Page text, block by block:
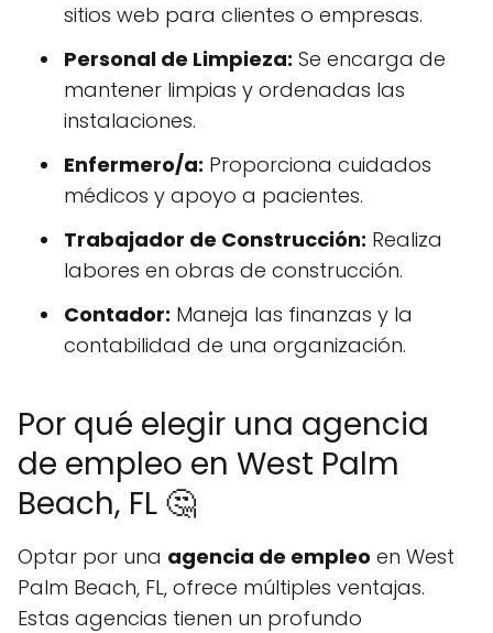
sitios web para clientes o empresas.
Personal de Limpieza: Se encarga de
mantener limpias y ordenadas las
instalaciones.
Enfermero/a: Proporciona cuidados
médicos y apoyo a pacientes.
Trabajador de Construcción: Realiza
labores en obras de construcción.
Contador: Maneja las finanzas y la
contabilidad de una organización.
Por qué elegir una agencia
de empleo en West Palm
Beach, FL 🤔
Optar por una agencia de empleo en West
Palm Beach, FL, ofrece múltiples ventajas.
Estas agencias tienen un profundo